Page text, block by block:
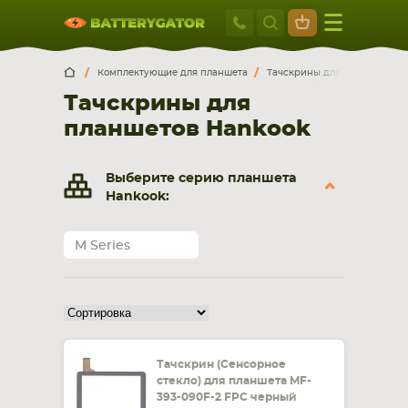
Москва
+7 495 414
Москва
г. Москва, ул. Ткацкая, 5с3 (м. Семеновская)
5 мин. ходьбы от ст.м. “Семеновская”
Обратный звонок
Пн-Вс:
смартфона, планшета
Комплектующие для планшета Тачскрины для планшетов
Тачскрины для
планшетов Hankook
Выберите серию планшета
Hankook:
M Series
Тачскрин (Сенсорное
стекло) для планшета MF-
393-090F-2 FPC черный